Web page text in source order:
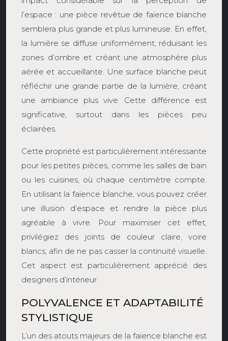
l’espace : une pièce revêtue de faïence blanche
semblera plus grande et plus lumineuse. En effet,
la lumière se diffuse uniformément, réduisant les
zones d’ombre et créant une atmosphère plus
aérée et accueillante. Une surface blanche peut
réfléchir une grande partie de la lumière, créant
une ambiance plus vive. Cette différence est
significative, surtout dans les pièces peu
éclairées.
Cette propriété est particulièrement intéressante
pour les petites pièces, comme les salles de bain
ou les cuisines, où chaque centimètre compte.
En utilisant la faïence blanche, vous pouvez créer
une illusion d’espace et rendre la pièce plus
agréable à vivre. Pour maximiser cet effet,
privilégiez des joints de couleur claire, voire
blancs, afin de ne pas casser la continuité visuelle.
Cet aspect est particulièrement apprécié des
designers d’intérieur.
POLYVALENCE ET ADAPTABILITÉ
STYLISTIQUE
L’un des atouts majeurs de la faïence blanche est